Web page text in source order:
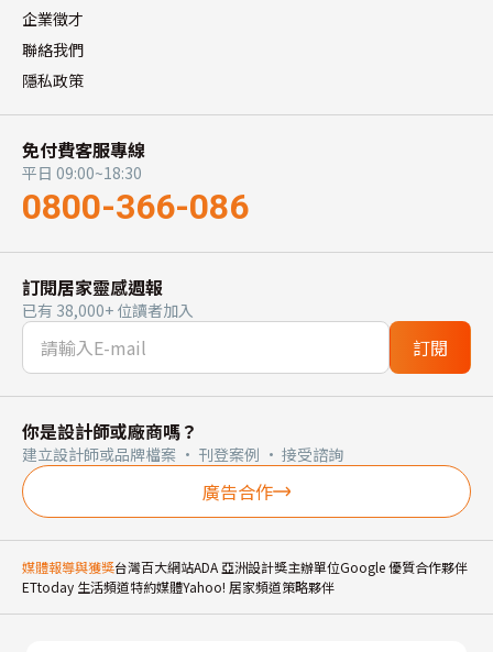
企業徵才
聯絡我們
隱私政策
免付費客服專線
平日 09:00~18:30
0800-366-086
訂閱居家靈感週報
已有 38,000+ 位讀者加入
訂閱
你是設計師或廠商嗎？
建立設計師或品牌檔案 · 刊登案例 · 接受諮詢
廣告合作
媒體報導與獲獎台灣百大網站ADA 亞洲設計獎主辦單位Google 優質合作夥伴
ETtoday 生活頻道特約媒體Yahoo! 居家頻道策略夥伴